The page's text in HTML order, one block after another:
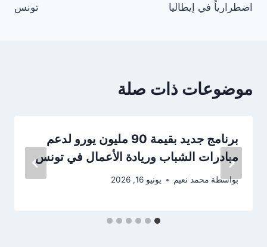
اضطرارياً في إيطاليا
تونس
موضوعات ذات صلة
برنامج جديد بقيمة 90 مليون يورو لدعم
مبادرات الشباب وريادة الأعمال في تونس
بواسطة محمد نعيم يونيو 16, 2026